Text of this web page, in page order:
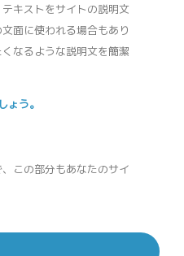
キストをサイトの説明文
面に使われる場合もあり
なるような説明文を簡潔
ょう。
この部分もあなたのサイ